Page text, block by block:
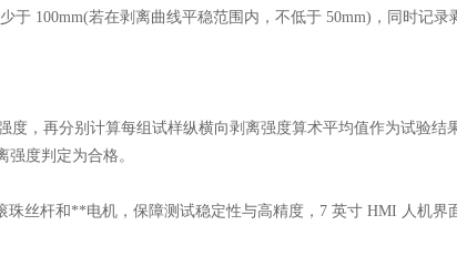
于 100mm(若在剥离曲线平稳范围内，不低于 50mm)，同时记录
，再分别计算每组试样纵横向剥离强度算术平均值作为试验结
度判定为合格。
丝杆和**电机，保障测试稳定性与高精度，7 英寸 HMI 人机界